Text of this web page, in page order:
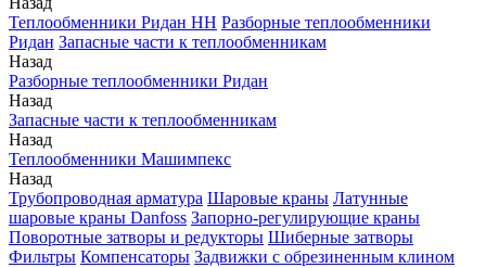
Теплообменники Ридан НН Разборные теплообменники
Ридан Запасные части к теплообменникам
Назад
Разборные теплообменники Ридан
Назад
Запасные части к теплообменникам
Назад
Теплообменники Машимпекс
Назад
Трубопроводная арматура Шаровые краны Латунные
шаровые краны Danfoss Запорно-регулирующие краны
Поворотные затворы и редукторы Шиберные затворы
Фильтры Компенсаторы Задвижки с обрезиненным клином